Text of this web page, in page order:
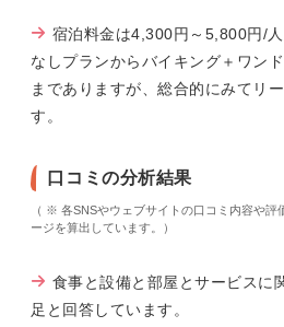
宿泊料金は4,300円～5,800円/
なしプランからバイキング＋ワン
までありますが、総合的にみてリ
す。
口コミの分析結果
（ ※ 各SNSやウェブサイトの口コミ内容や評
ージを算出しています。）
食事と設備と部屋とサービスに
足と回答しています。